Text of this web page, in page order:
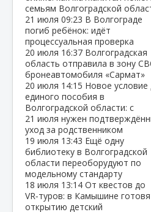
семьям Волгоградской
21 июля 09:23 В Волгограде
погиб ребёнок: идёт
процессуальная проверка
20 июля 16:37 Волгоградская
область отправила в зону
бронеавтомобиля «Сармат»
20 июля 14:15 Новое условие
единого пособия в
Волгоградской области: с
21 июля нужен
уход за родственником
19 июля 13:43 Ещё одну
библиотеку в Волгоградской
области переоборудуют по
модельному стандарту
18 июля 13:14 От квестов до
VR‑туров: в Камышине
открытию детский